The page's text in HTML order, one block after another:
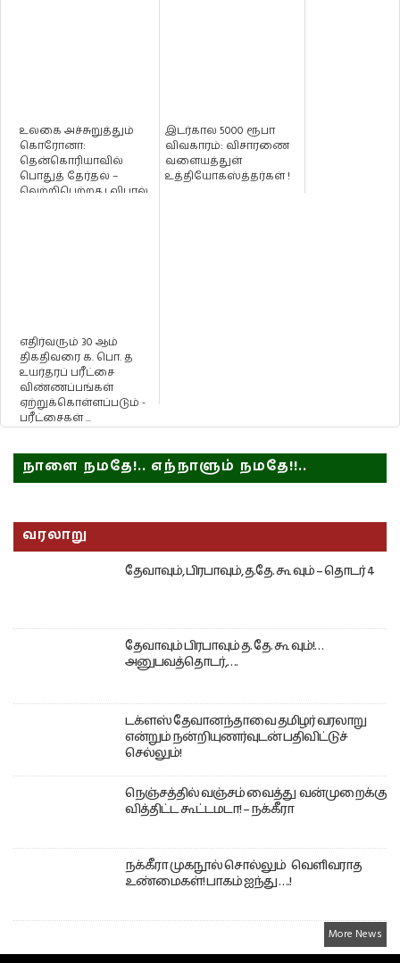
உலகை அச்சுறுத்தும்
கொரோனா:
தென்கொரியாவில்
பொதுத் தேர்தல் –
வெற்றிபெற்றது லிபரல்
இடர்கால 5000 ரூபா
விவகாரம்: விசாரணை
வளையத்துள்
உத்தியோகஸ்த்தர்கள் !
எதிர்வரும் 30 ஆம்
திகதிவரை க. பொ. த
உயர்தரப் பரீட்சை
விண்ணப்பங்கள்
ஏற்றுக்கொள்ளப்படும் -
பரீட்சைகள் ...
நாளை நமதே!.. எந்நாளும் நமதே!!..
வரலாறு
தேவாவும், பிரபாவும், த.தே. கூ வும் – தொடர் 4
தேவாவும் பிரபாவும் த. தே. கூ வும்!…
அனுபவத்தொடர்,….
டக்ளஸ் தேவானந்தாவை தமிழர் வரலாறு
என்றும் நன்றியுணர்வுடன் பதிவிட்டுச்
செல்லும்!
நெஞ்சத்தில் வஞ்சம் வைத்து வன்முறைக்கு
வித்திட்ட கூட்டமடா! – நக்கீரா
நக்கீரா முகநூல் சொல்லும் வெளிவராத
உண்மைகள்! பாகம் ஐந்து ….!
More News